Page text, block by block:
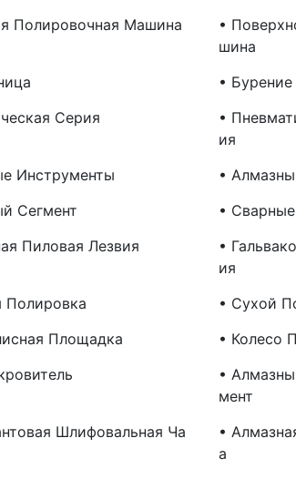
Полировочная Машина
•
Шина
•
Серия
•
Ия
Инструменты •
Сегмент
•
Пиловая Лезвия
•
Ия
Полировка • Сухой
Площадка
• Колесо
•
Мент
Шлифовальная Ча
•
А